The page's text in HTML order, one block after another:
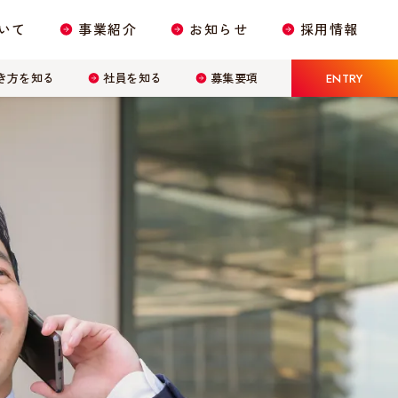
て 事業紹介 お知らせ 採用情報
方を知る 社員を知る 募集要項 ENTRY